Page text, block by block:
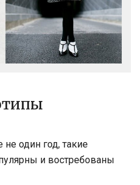
не один год, такие
и востребованы